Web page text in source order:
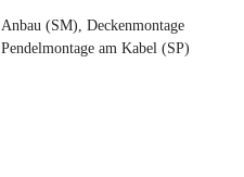
Anbau (SM), Deckenmontage
Pendelmontage am Kabel (SP)